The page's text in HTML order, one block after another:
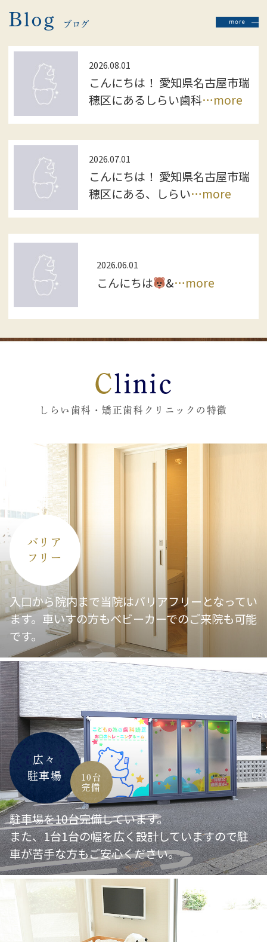
2026.07.04
しらい歯科・矯正歯科クリニックでは、
2027年卒業・就職予定の皆さまを対象と
した就職説明会を開催いたします
「実際の職場の雰囲気を知りたい」
している」
「働きやすい歯科医院で長く活躍した
い」
そんな方に、当院の魅力や働く環境を詳
しくご紹介をさせていただきます
開催概要
＊日時
2026年8月18日（火）
受付 9:50～
説明会 10:00～11:00
希望者向け個別説明 11:00～12:00
愛知県 名古屋市中村区太閤1丁目24-11
閤
カンファレンスルーム6H
＊対象
2027年卒業予定の方
（歯科衛生士・歯科医師・管理栄養士・
保育士
＊お申し込み・お問い合わせ
TEL：052-838-8855
メール：
shiraishika.mizuho@gmail.com
担当：吉川
皆さまのご参加をスタッフ一同、心より
お待ちしております
2026.07.02
【しらぐまキッズクラブ
夏祭りへ
ご招待
】
いつもしらい歯科・矯正歯科クリニック
をご利用頂き誠にありがとうございま
す。夏至を過ぎ、いよいよ本格的な夏に
向かう頃ですが皆様いかがお過ごしでし
ょうか
しらぐまキッズクラブにご入会いただい
ている方へ特別なご案内です
しらい歯科•矯正歯科クリニックで夏祭
りを開催いたします
Blog ブログ
2026.08.01
こんにちは！ 愛知県名古屋市瑞
穂区にあるしらい歯科…more
2026.07.01
こんにちは！ 愛知県名古屋市瑞
穂区にある、しらい…more
2026.06.01
こんにちは ‍&…more
Clinic
しらい歯科・矯正歯科クリニックの特徴
バリア
フリー
入口から院内まで当院はバリアフリーとなってい
ます。車いすの方もベビーカーでのご来院も可能
です。
広々
駐車場
10台
完備
駐車場を10台完備しています。
また、1台1台の幅を広く設計していますので駐
車が苦手な方もご安心ください。